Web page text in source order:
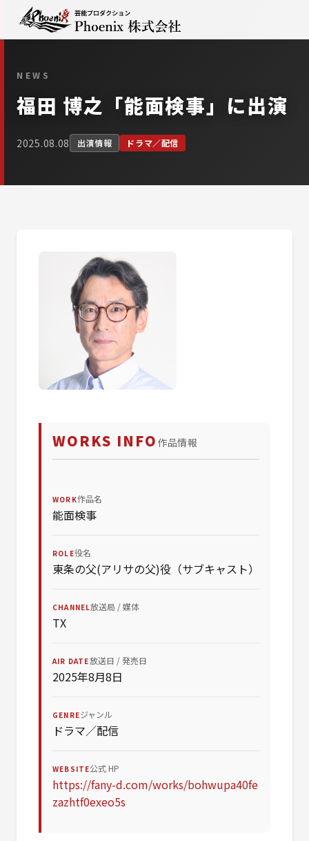
NEWS
福田 博之「能面検事」に出演
2025.08.08 出演情報 ドラマ／配信
WORKS INFO 作品情報
WORK作品名
能面検事
ROLE役名
東条の父(アリサの父)役（サブキャスト）
CHANNEL放送局 / 媒体
TX
AIR DATE放送日 / 発売日
2025年8月8日
GENREジャンル
ドラマ／配信
WEBSITE公式 HP
https://fany-d.com/works/bohwupa40fe
zazhtf0exeo5s